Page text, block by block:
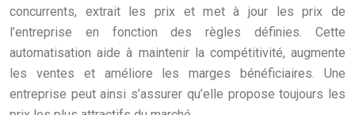
concurrents, extrait les prix et met à jour les prix de
l’entreprise en fonction des règles définies. Cette
automatisation aide à maintenir la compétitivité, augmente
les ventes et améliore les marges bénéficiaires. Une
entreprise peut ainsi s’assurer qu’elle propose toujours les